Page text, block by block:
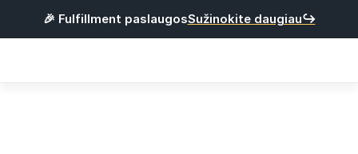
🎉 Fulfillment paslaugosSužinokite daugiau↪